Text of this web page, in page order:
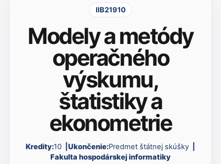
IIB21910
Modely a metódy
operačného
výskumu,
štatistiky a
ekonometrie
Kredity:10 Ukončenie:Predmet štátnej skúšky
Fakulta hospodárskej informatiky